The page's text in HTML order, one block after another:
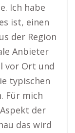
Ich habe
ist, einen
der Region
Anbieter
vor Ort und
typischen
Für mich
der
das wird